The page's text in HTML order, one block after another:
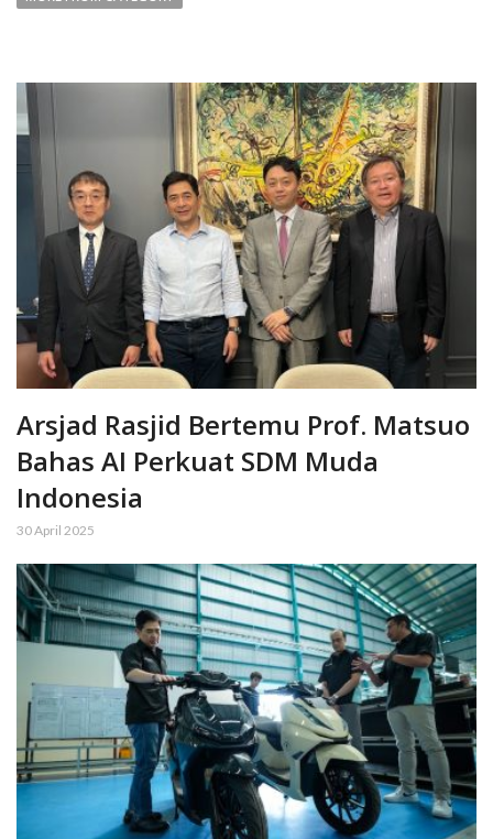
Arsjad Rasjid Bertemu Prof. Matsuo
Bahas AI Perkuat SDM Muda
Indonesia
30 April 2025